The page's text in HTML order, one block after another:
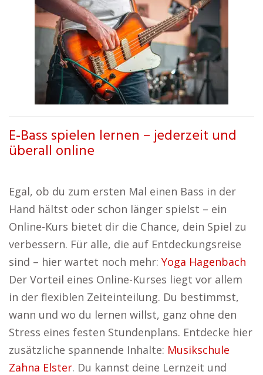
E-Bass spielen lernen – jederzeit und
überall online
Egal, ob du zum ersten Mal einen Bass in der
Hand hältst oder schon länger spielst – ein
Online-Kurs bietet dir die Chance, dein Spiel zu
verbessern. Für alle, die auf Entdeckungsreise
sind – hier wartet noch mehr: Yoga Hagenbach
Der Vorteil eines Online-Kurses liegt vor allem
in der flexiblen Zeiteinteilung. Du bestimmst,
wann und wo du lernen willst, ganz ohne den
Stress eines festen Stundenplans. Entdecke hier
zusätzliche spannende Inhalte: Musikschule
Zahna Elster. Du kannst deine Lernzeit und